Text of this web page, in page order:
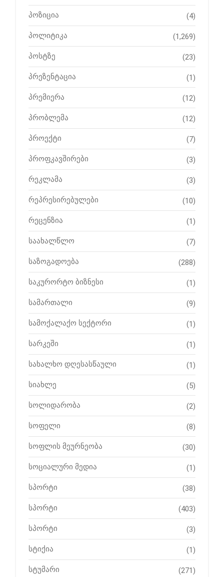
პოზიცია (4)
პოლიტიკა (1,269)
პოსტზე (23)
პრეზენტაცია (1)
პრემიერა (12)
პრობლემა (12)
პროექტი (7)
პროფკავშირები (3)
რეკლამა (3)
რეპრესირებულები (10)
რეცენზია (1)
საახალწლო (7)
საზოგადოება (288)
საკურორტო ბიზნესი (1)
სამართალი (9)
სამოქალაქო სექტორი (1)
სარკეში (1)
სახალხო დღესასწაული (1)
სიახლე (5)
სოლიდარობა (2)
სოფელი (8)
სოფლის მეურნეობა (30)
სოციალური მედია (1)
სპორტი (38)
სპორტი (403)
სპორტი (3)
სტიქია (1)
სტუმარი (271)